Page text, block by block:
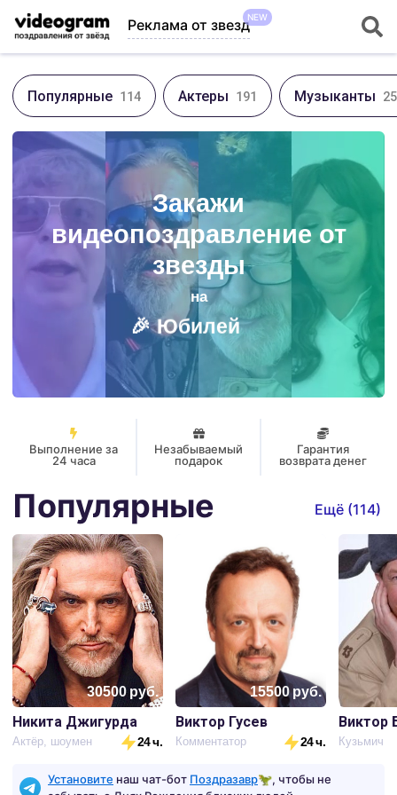
Реклама от звездNEW
Популярные 114 Актеры 191 Музыканты
Закажи
видеопоздравление от
звезды
на
🎁
День Рождения
Свадьбу
🌷 Годовщину
🥳 Корпоратив
💼 Рекламу
🎉 Юбилей
💐 8 Марта
🎄
Новый Год
💘
День Св. Валентина
Выполнение за
24 часа
Незабываемый
подарок
Гарантия
возврата денег
Популярные Ещё (114)
30500руб.
Никита Джигурда
Актёр, шоумен 24 ч.
15500руб.
Виктор Гусев
Комментатор 24 ч.
Виктор
Кузьмич
Установите наш чат-бот Поздразавр🦖, чтобы не